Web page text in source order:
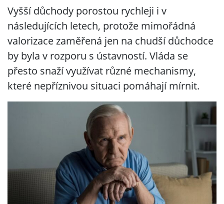
Vyšší důchody porostou rychleji i v
následujících letech, protože mimořádná
valorizace zaměřená jen na chudší důchodce
by byla v rozporu s ústavností. Vláda se
přesto snaží využívat různé mechanismy,
které nepříznivou situaci pomáhají mírnit.